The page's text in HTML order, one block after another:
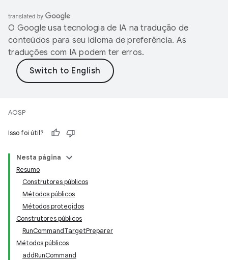
O Google usa tecnologia de IA na tradução de
conteúdos para seu idioma de preferência. As
traduções com IA podem ter erros.
AOSP
Isso foi útil?
Nesta página
Resumo
Construtores públicos
Métodos públicos
Métodos protegidos
Construtores públicos
RunCommandTargetPreparer
Métodos públicos
addRunCommand